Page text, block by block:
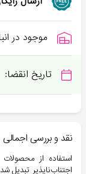
موجود در
تاریخ انقضا:
نقد و بررسی اجمالی
استفاده از
اجتناب‌ناپذیر تبدیل